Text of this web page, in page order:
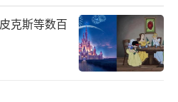
，玩家可至流浪汉处，
克斯等数百